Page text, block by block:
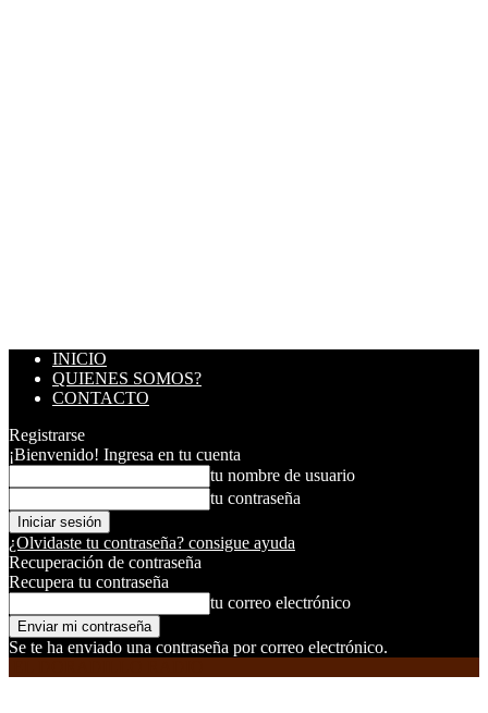
INICIO
QUIENES SOMOS?
CONTACTO
Registrarse
¡Bienvenido! Ingresa en tu cuenta
tu nombre de usuario
tu contraseña
¿Olvidaste tu contraseña? consigue ayuda
Recuperación de contraseña
Recupera tu contraseña
tu correo electrónico
Se te ha enviado una contraseña por correo electrónico.